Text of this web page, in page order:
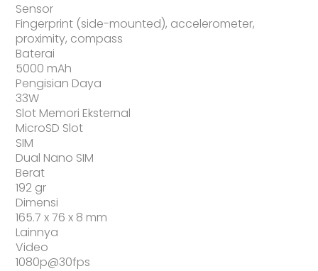
Sensor
Fingerprint (side-mounted), accelerometer,
proximity, compass
Baterai
5000 mAh
Pengisian Daya
33W
Slot Memori Eksternal
MicroSD Slot
SIM
Dual Nano SIM
Berat
192 gr
Dimensi
165.7 x 76 x 8 mm
Lainnya
Video
1080p@30fps